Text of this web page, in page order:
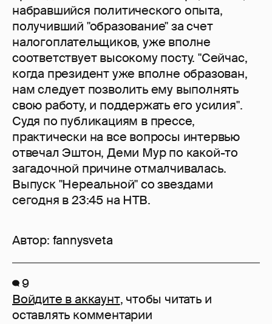
набравшийся политического опыта,
получивший "образование" за счет
налогоплательщиков, уже вполне
соответствует высокому посту. "Сейчас,
когда президент уже вполне образован,
нам следует позволить ему выполнять
свою работу, и поддержать его усилия".
Судя по публикациям в прессе,
практически на все вопросы интервью
отвечал Эштон, Деми Мур по какой-то
загадочной причине отмалчивалась.
Выпуск "Нереальной" со звездами
сегодня в 23:45 на НТВ.
Автор: fannysveta
9
Войдите в аккаунт, чтобы читать и
оставлять комментарии